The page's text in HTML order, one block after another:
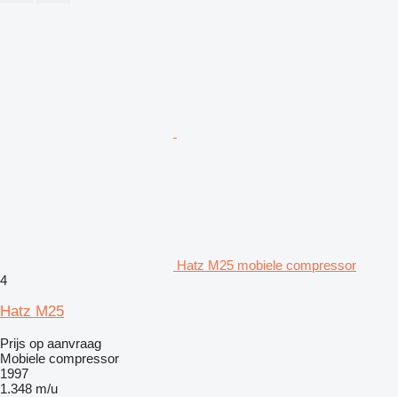
Hatz M25 mobiele compressor
4
Hatz M25
Prijs op aanvraag
Mobiele compressor
1997
1.348 m/u